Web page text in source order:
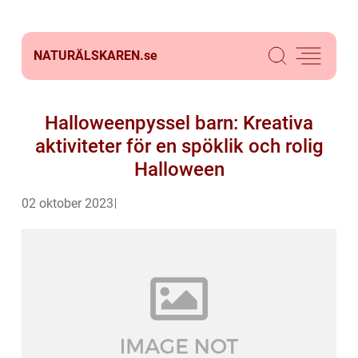
NATURÄLSKAREN.se
Halloweenpyssel barn: Kreativa
aktiviteter för en spöklik och rolig
Halloween
02 oktober 2023